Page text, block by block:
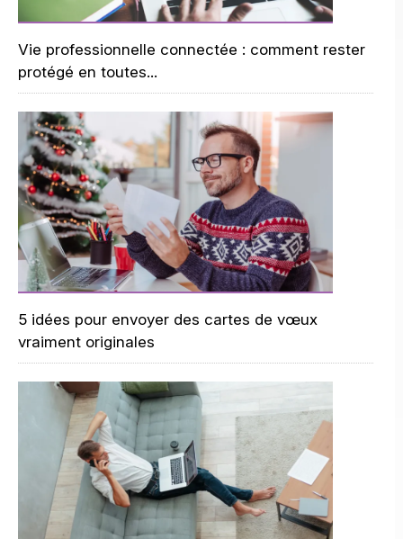
Vie professionnelle connectée : comment rester
protégé en toutes...
5 idées pour envoyer des cartes de vœux
vraiment originales